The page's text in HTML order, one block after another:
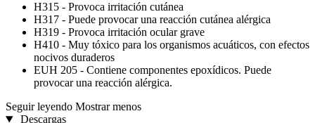
H315 - Provoca irritación cutánea
H317 - Puede provocar una reacción cutánea alérgica
H319 - Provoca irritación ocular grave
H410 - Muy tóxico para los organismos acuáticos, con efectos
nocivos duraderos
EUH 205 - Contiene componentes epoxídicos. Puede
provocar una reacción alérgica.
Seguir leyendo Mostrar menos
Descargas